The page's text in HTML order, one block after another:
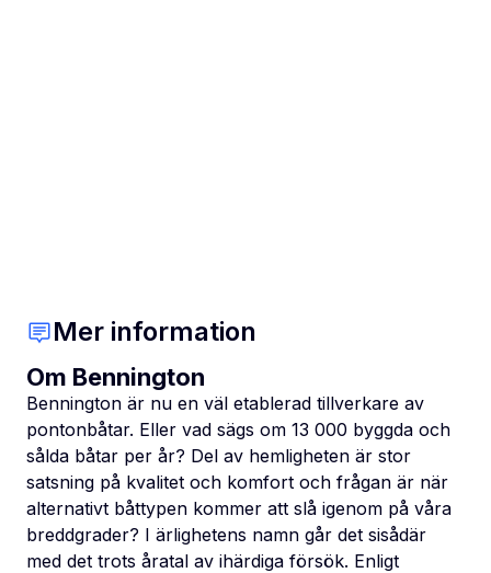
Mer information
Om Bennington
Bennington är nu en väl etablerad tillverkare av
pontonbåtar. Eller vad sägs om 13 000 byggda och
sålda båtar per år? Del av hemligheten är stor
satsning på kvalitet och komfort och frågan är när
alternativt båttypen kommer att slå igenom på våra
breddgrader? I ärlighetens namn går det sisådär
med det trots åratal av ihärdiga försök. Enligt